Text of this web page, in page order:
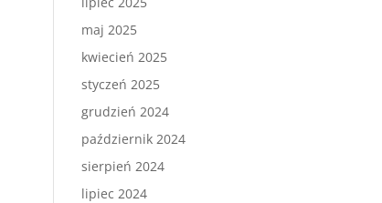
maj 2025
kwiecień 2025
styczeń 2025
grudzień 2024
październik 2024
sierpień 2024
lipiec 2024